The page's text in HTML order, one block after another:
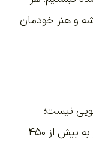
و هنر خودمان
نیست؛
همراهی در مسیر ساختن است. تا امروز به بیش از ۴۵۰